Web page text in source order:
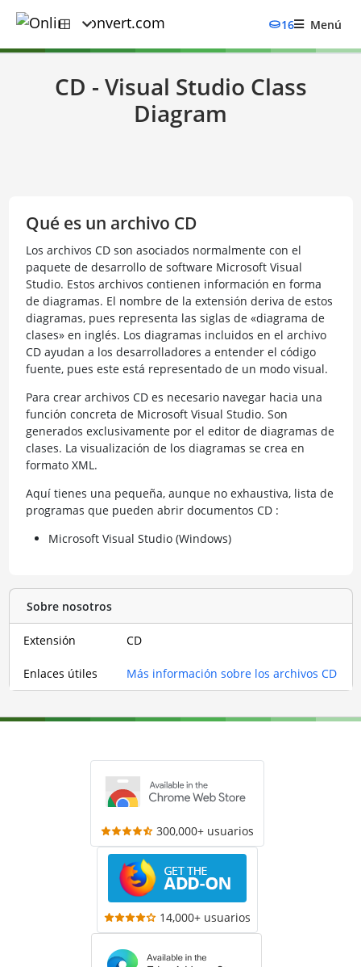
16 Menú
CD - Visual Studio Class
Diagram
Qué es un archivo CD
Los archivos CD son asociados normalmente con el
paquete de desarrollo de software Microsoft Visual
Studio. Estos archivos contienen información en forma
de diagramas. El nombre de la extensión deriva de estos
diagramas, pues representa las siglas de «diagrama de
clases» en inglés. Los diagramas incluidos en el archivo
CD ayudan a los desarrolladores a entender el código
fuente, pues este está representado de un modo visual.
Para crear archivos CD es necesario navegar hacia una
función concreta de Microsoft Visual Studio. Son
generados exclusivamente por el editor de diagramas de
clases. La visualización de los diagramas se crea en
formato XML.
Aquí tienes una pequeña, aunque no exhaustiva, lista de
programas que pueden abrir documentos CD :
Microsoft Visual Studio (Windows)
Sobre nosotros
Extensión CD
Enlaces útiles Más información sobre los archivos CD
300,000+ usuarios
14,000+ usuarios